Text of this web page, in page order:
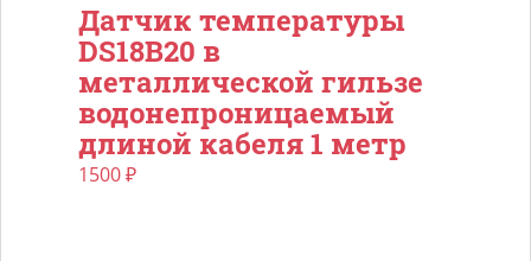
Датчик температуры
DS18B20 в
металлической гильзе
водонепроницаемый
длиной кабеля 1 метр
1500₽